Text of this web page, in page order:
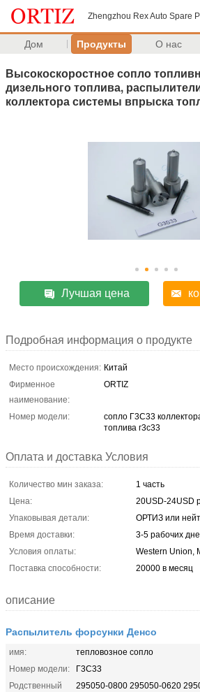
Zhengzhou Rex Auto Spare
Дом Продукты О нас
Высокоскоростное сопло
дизельного топлива,
коллектора системы впрыска
Лучшая цена
Подробная информация о продукте
Место происхождения: Китай
Фирменное
наименование:
ORTIZ
Номер модели:
сопло Г3С33
топлива г3с33
Оплата и доставка Условия
Количество мин заказа:
1 часть
Цена:
20USD-24USD
Упаковывая детали:
ОРТИЗ или
Время доставки:
3-5 рабочих
Условия оплаты:
Western Union,
Поставка способности:
20000 в месяц
описание
Распылитель форсунки Денсо
имя:
тепловозное сопло
Номер модели:
Г3С33
Родственный
295050-0800 295050-0620